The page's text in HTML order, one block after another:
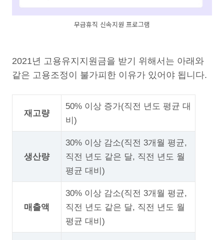
무급휴직 신속지원 프로그램
2021년 고용유지지원금을 받기 위해서는 아래와
같은 고용조정이 불가피한 이유가 있어야 됩니다.
재고량
50% 이상 증가(직전 년도 평균 대
비)
생산량
30% 이상 감소(직전 3개월 평균,
직전 년도 같은 달, 직전 년도 월
평균 대비)
매출액
30% 이상 감소(직전 3개월 평균,
직전 년도 같은 달, 직전 년도 월
평균 대비)